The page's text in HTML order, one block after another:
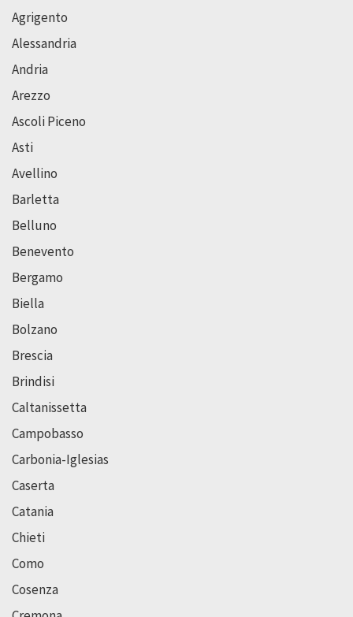
Agrigento
Alessandria
Andria
Arezzo
Ascoli Piceno
Asti
Avellino
Barletta
Belluno
Benevento
Bergamo
Biella
Bolzano
Brescia
Brindisi
Caltanissetta
Campobasso
Carbonia-Iglesias
Caserta
Catania
Chieti
Como
Cosenza